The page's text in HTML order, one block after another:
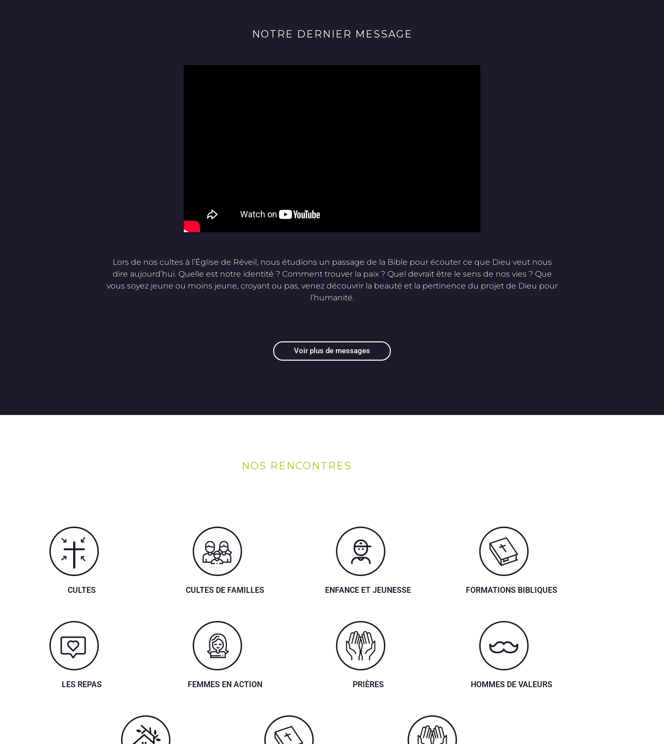
NOTRE DERNIER MESSAGE
Lors de nos cultes à l’Église de Réveil, nous étudions un passage de la Bible pour écouter ce que Dieu veut nous
dire aujourd’hui. Quelle est notre identité ? Comment trouver la paix ? Quel devrait être le sens de nos vies ? Que
vous soyez jeune ou moins jeune, croyant ou pas, venez découvrir la beauté et la pertinence du projet de Dieu pour
l’humanité.
Voir plus de messages
NOS RENCONTRES
CULTES CULTES DE FAMILLES ENFANCE ET JEUNESSE FORMATIONS BIBLIQUES
LES REPAS FEMMES EN ACTION PRIÈRES HOMMES DE VALEURS